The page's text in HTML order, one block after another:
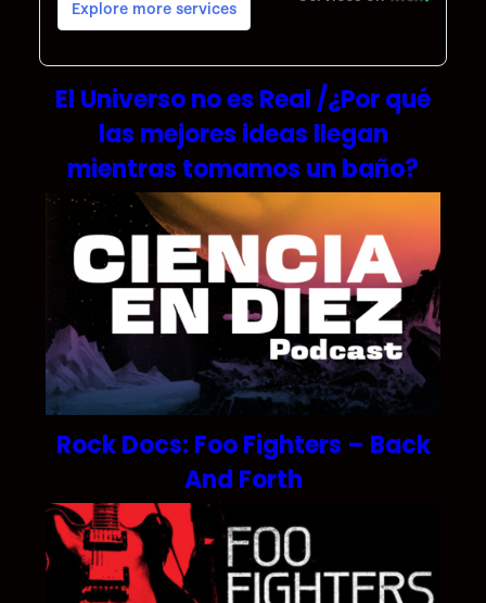
El Universo no es Real /¿Por qué
las mejores ideas llegan
mientras tomamos un baño?
Rock Docs: Foo Fighters – Back
And Forth